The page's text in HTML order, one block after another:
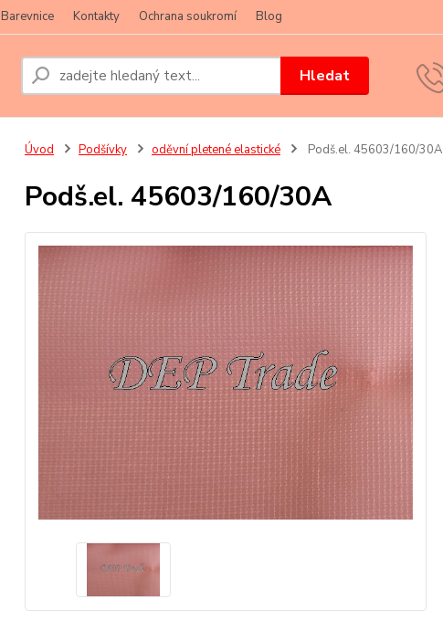
Barevnice Kontakty Ochrana soukromí Blog
Hledat
Úvod Podšívky oděvní pletené elastické Podš.el. 45603/160/30A
Podš.el. 45603/160/30A